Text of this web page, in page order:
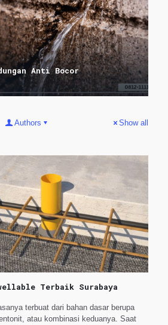
Anti Bocor
Authors Show all
Terbaik Surabaya
terbuat dari bahan dasar berupa
atau kombinasi keduanya. Saat